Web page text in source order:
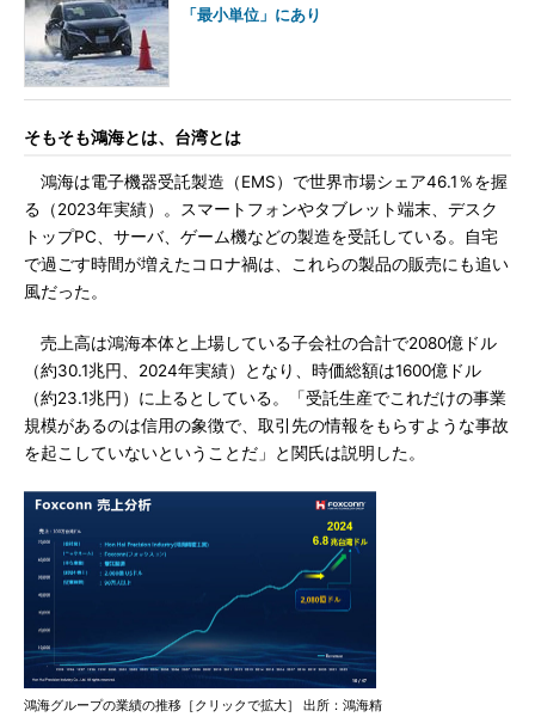
「最小単位」にあり
そもそも鴻海とは、台湾とは
鴻海は電子機器受託製造（EMS）で世界市場シェア46.1％を握
る（2023年実績）。スマートフォンやタブレット端末、デスク
トップPC、サーバ、ゲーム機などの製造を受託している。自宅
で過ごす時間が増えたコロナ禍は、これらの製品の販売にも追い
風だった。
売上高は鴻海本体と上場している子会社の合計で2080億ドル
（約30.1兆円、2024年実績）となり、時価総額は1600億ドル
（約23.1兆円）に上るとしている。「受託生産でこれだけの事業
規模があるのは信用の象徴で、取引先の情報をもらすような事故
を起こしていないということだ」と関氏は説明した。
鴻海グループの業績の推移［クリックで拡大］ 出所：鴻海精